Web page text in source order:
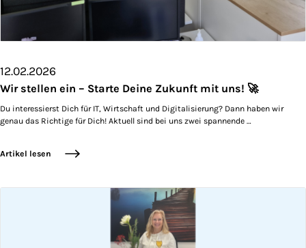
12.02.2026
Wir stellen ein – Starte Deine Zukunft mit uns! 🚀
Du interessierst Dich für IT, Wirtschaft und Digitalisierung? Dann haben wir
genau das Richtige für Dich! Aktuell sind bei uns zwei spannende …
Artikel lesen